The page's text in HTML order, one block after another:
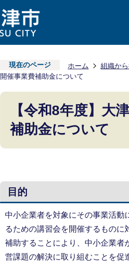
現在のページ ホーム 組織か
開催事業費補助金について
【令和8年度】大
補助金について
目的
中小企業者を対象にその事業活動
るための講習会を開催するものに
補助することにより、中小企業者
営課題の解決に取り組むことを促